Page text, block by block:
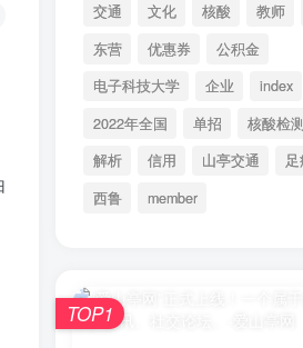
交通 文化 核酸 教师
东营
优惠券
公积金
电子科技大学
企业
index
2022年全国
单招
核酸检测
解析
信用 山亭交通
足
西鲁
member
TOP1